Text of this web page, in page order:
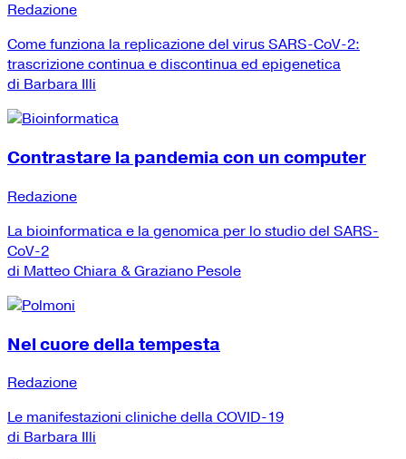
Redazione
Come funziona la replicazione del virus SARS-CoV-2:
trascrizione continua e discontinua ed epigenetica
di Barbara Illi
Contrastare la pandemia con un computer
Redazione
La bioinformatica e la genomica per lo studio del SARS-
CoV-2
di Matteo Chiara & Graziano Pesole
Nel cuore della tempesta
Redazione
Le manifestazioni cliniche della COVID-19
di Barbara Illi